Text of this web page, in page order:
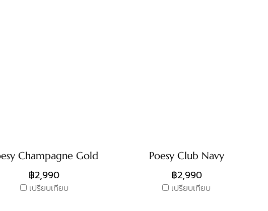
Champagne Gold
฿2,990
เปรียบเทียบ
Poesy Club Navy
฿2,990
เปรียบเทียบ